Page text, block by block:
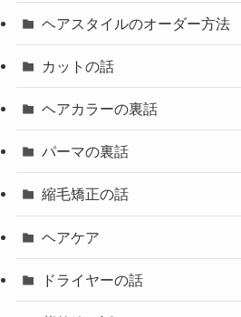
ヘアスタイルのオーダー方法
カットの話
ヘアカラーの裏話
パーマの裏話
縮毛矯正の話
ヘアケア
ドライヤーの話